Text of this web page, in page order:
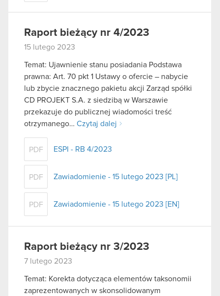
Raport bieżący nr 4/2023
15 lutego 2023
Temat: Ujawnienie stanu posiadania Podstawa
prawna: Art. 70 pkt 1 Ustawy o ofercie – nabycie
lub zbycie znacznego pakietu akcji Zarząd spółki
CD PROJEKT S.A. z siedzibą w Warszawie
przekazuje do publicznej wiadomości treść
otrzymanego… Czytaj dalej
PDF ESPI - RB 4/2023
PDF Zawiadomienie - 15 lutego 2023 [PL]
PDF Zawiadomienie - 15 lutego 2023 [EN]
Raport bieżący nr 3/2023
7 lutego 2023
Temat: Korekta dotycząca elementów taksonomii
zaprezentowanych w skonsolidowanym